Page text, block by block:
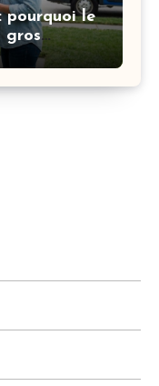
pourquoi le
gros